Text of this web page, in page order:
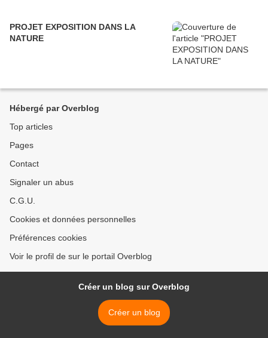
PROJET EXPOSITION DANS LA
NATURE
Hébergé par Overblog
Top articles
Pages
Contact
Signaler un abus
C.G.U.
Cookies et données personnelles
Préférences cookies
Voir le profil de sur le portail Overblog
Créer un blog sur Overblog
Créer un blog